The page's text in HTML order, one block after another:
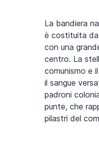
La bandiera
è costituita
con una
centro. La
comunismo e
il sangue
padroni
punte, che
pilastri del